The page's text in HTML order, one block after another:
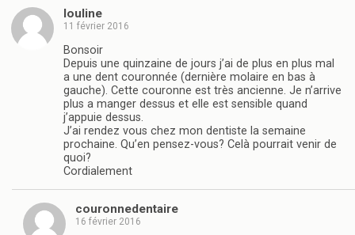
louline
11 février 2016
Bonsoir
Depuis une quinzaine de jours j’ai de plus en plus mal
a une dent couronnée (dernière molaire en bas à
gauche). Cette couronne est très ancienne. Je n’arrive
plus a manger dessus et elle est sensible quand
j’appuie dessus.
J’ai rendez vous chez mon dentiste la semaine
prochaine. Qu’en pensez-vous? Celà pourrait venir de
quoi?
Cordialement
couronnedentaire
16 février 2016